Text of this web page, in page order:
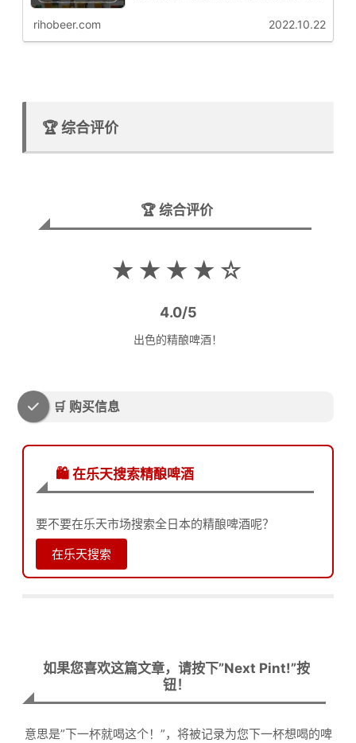
rihobeer.com 2022.10.22
🏆 综合评价
🏆 综合评价
★★★★☆
4.0/5
出色的精酿啤酒！
🛒 购买信息
🛍️ 在乐天搜索精酿啤酒
要不要在乐天市场搜索全日本的精酿啤酒呢？
在乐天搜索
如果您喜欢这篇文章，请按下”Next Pint!”按
钮！
意思是”下一杯就喝这个！”，将被记录为您下一杯想喝的啤